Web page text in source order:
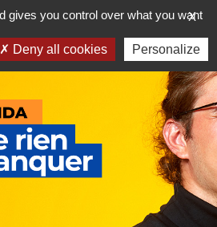
X
gives you control over what you want
Deny all cookies Personalize